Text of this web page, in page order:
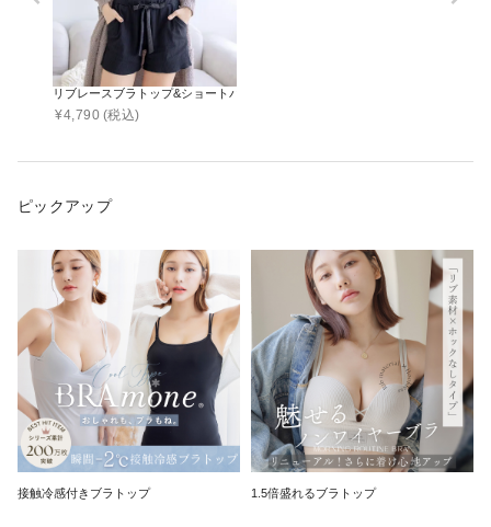
リブレースブラトップ&ショートパンツセット《BRAmone Basic Volume+》
¥4,790 (税込)
ピックアップ
接触冷感付きブラトップ 1.5倍盛れるブラトップ